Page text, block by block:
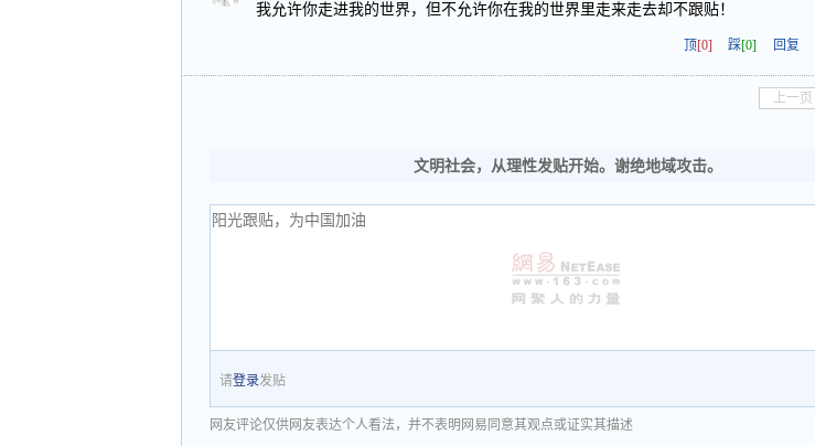
我允许你走进我的世界，但不允许你在我的世界里走来走去却不跟贴！
顶[0] 踩[0] 回复
上一页
文明社会，从理性发贴开始。谢绝地域攻击。
请登录发贴
网友评论仅供网友表达个人看法，并不表明网易同意其观点或证实其描述